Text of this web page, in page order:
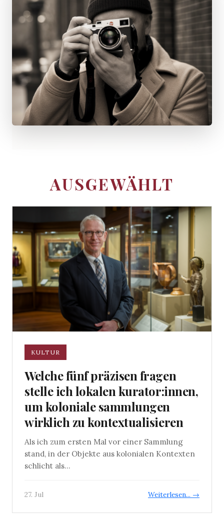
AUSGEWÄHLT
KULTUR
Welche fünf präzisen fragen
stelle ich lokalen kurator:innen,
um koloniale sammlungen
wirklich zu kontextualisieren
Als ich zum ersten Mal vor einer Sammlung
stand, in der Objekte aus kolonialen Kontexten
schlicht als...
27. Jul Weiterlesen... →